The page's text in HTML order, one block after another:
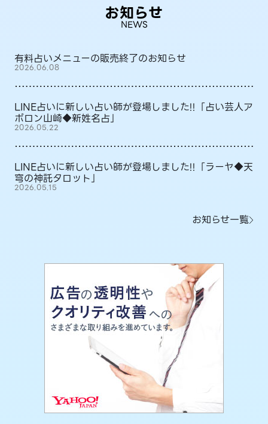
お知らせ
NEWS
有料占いメニューの販売終了のお知らせ
2026.06.08
LINE占いに新しい占い師が登場しました!!「占い芸人ア
ポロン山崎◆新姓名占」
2026.05.22
LINE占いに新しい占い師が登場しました!!「ラーヤ◆天
穹の神託タロット」
2026.05.15
お知らせ一覧